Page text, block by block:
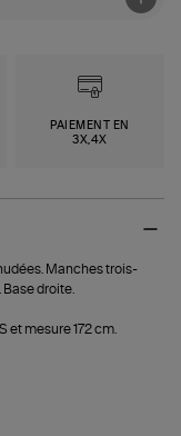
PAIEMENT EN
3X,4X
Manches trois-
droite.
et mesure 172 cm.